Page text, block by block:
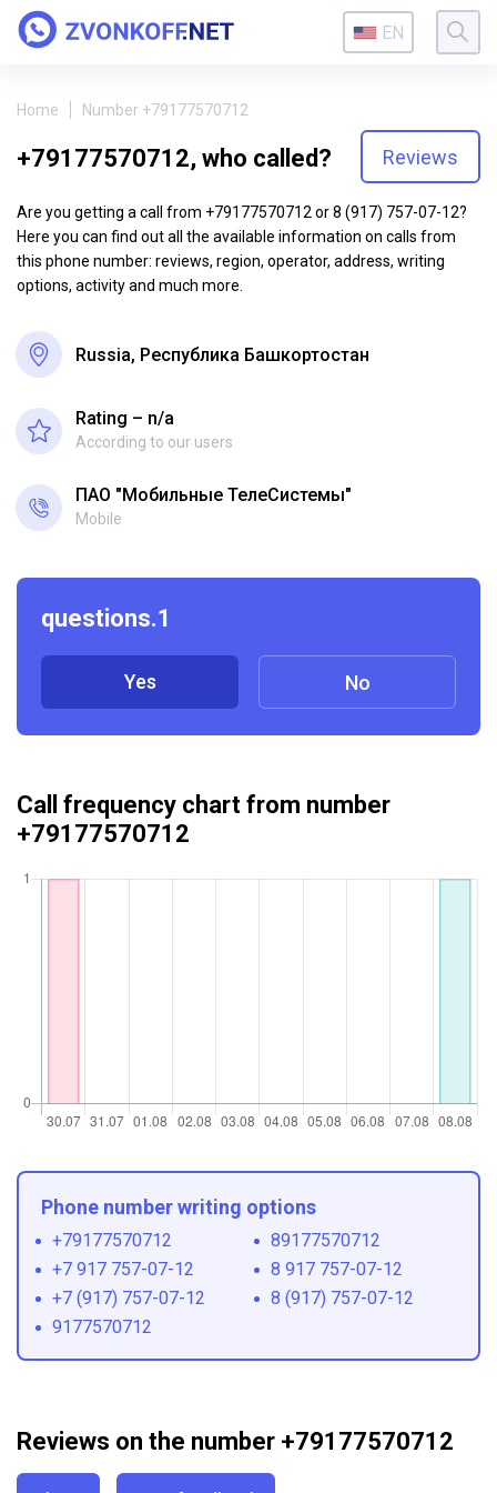
EN
Home Number +79177570712
+79177570712, who called? Reviews
Are you getting a call from +79177570712 or 8 (917) 757-07-12?
Here you can find out all the available information on calls from
this phone number: reviews, region, operator, address, writing
options, activity and much more.
Russia, Республика Башкортостан
Rating – n/a
According to our users
ПАО "Мобильные ТелеСистемы"
Mobile
questions.1
Yes No
Call frequency chart from number
+79177570712
Phone number writing options
+79177570712
89177570712
+7 917 757-07-12
8 917 757-07-12
+7 (917) 757-07-12
8 (917) 757-07-12
9177570712
Reviews on the number +79177570712